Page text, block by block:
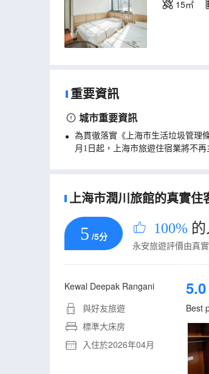
15㎡
重要資訊
城市重要資訊
為貫徹落實《上海市生活垃圾管理
月1日起，上海市旅遊住宿業將不
上海市潤川旅館的真實住
5 /5分 100%
永安旅遊評價由真
Kewal Deepak Rangani
與好友旅遊
標準大床房
入住於2026年04月
5.0
Best